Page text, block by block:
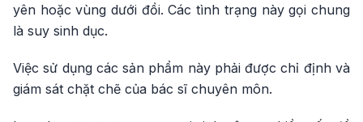
yên hoặc vùng dưới đồi. Các tình trạng này gọi chung
là suy sinh dục.
Việc sử dụng các sản phẩm này phải được chỉ định và
giám sát chặt chẽ của bác sĩ chuyên môn.